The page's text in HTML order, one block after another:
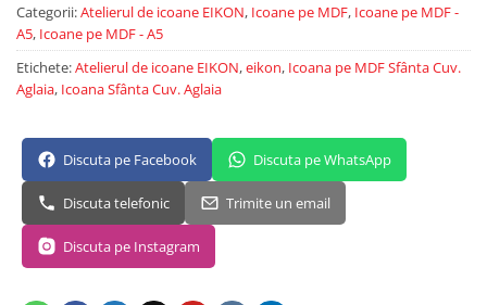
Categorii:Atelierul de icoane EIKON, Icoane pe MDF, Icoane pe MDF -
A5, Icoane pe MDF - A5
Etichete:Atelierul de icoane EIKON,eikon, Icoana pe MDF Sfânta Cuv.
Aglaia, Icoana Sfânta Cuv. Aglaia
Discuta pe Facebook Discuta pe WhatsApp
Discuta telefonic Trimite un email
Discuta pe Instagram